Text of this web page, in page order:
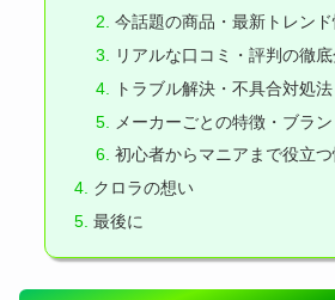
今話題の商品・最新トレン
リアルな口コミ・評判の徹
トラブル解決・不具合対処法
メーカーごとの特徴・ブラ
初心者からマニアまで役立
クロラの想い
最後に